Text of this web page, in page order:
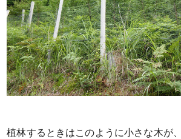
植林するときはこのように小さな木が